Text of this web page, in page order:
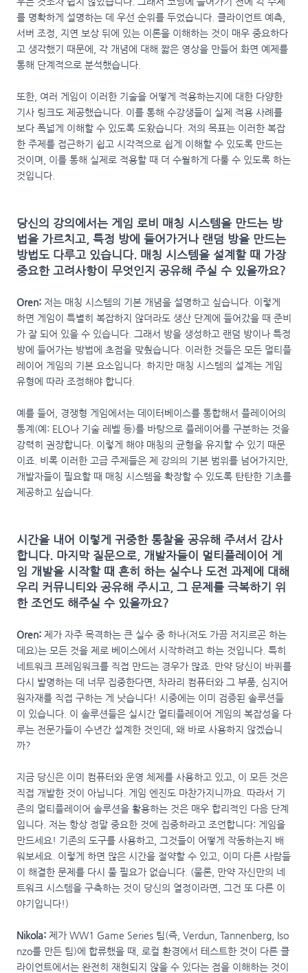
를 명확하게 설명하는 데 우선 순위를 두었습니다. 클라이언트 예측,
서버 조정, 지연 보상 뒤에 있는 이론을 이해하는 것이 매우 중요하다
고 생각했기 때문에, 각 개념에 대해 짧은 영상을 만들어 화면 예제를
통해 단계적으로 분석했습니다.
또한, 여러 게임이 이러한 기술을 어떻게 적용하는지에 대한 다양한
기사 링크도 제공했습니다. 이를 통해 수강생들이 실제 적용 사례를
보다 폭넓게 이해할 수 있도록 도왔습니다. 저의 목표는 이러한 복잡
한 주제를 접근하기 쉽고 시각적으로 쉽게 이해할 수 있도록 만드는
것이며, 이를 통해 실제로 적용할 때 더 수월하게 다룰 수 있도록 하는
것입니다.
당신의 강의에서는 게임 로비 매칭 시스템을 만드는 방
법을 가르치고, 특정 방에 들어가거나 랜덤 방을 만드는
방법도 다루고 있습니다. 매칭 시스템을 설계할 때 가장
중요한 고려사항이 무엇인지 공유해 주실 수 있을까요?
Oren:저는 매칭 시스템의 기본 개념을 설명하고 싶습니다. 이렇게
하면 게임이 특별히 복잡하지 않더라도 생산 단계에 들어갔을 때 준비
가 잘 되어 있을 수 있습니다. 그래서 방을 생성하고 랜덤 방이나 특정
방에 들어가는 방법에 초점을 맞췄습니다. 이러한 것들은 모든 멀티플
레이어 게임의 기본 요소입니다. 하지만 매칭 시스템의 설계는 게임
유형에 따라 조정해야 합니다.
예를 들어, 경쟁형 게임에서는 데이터베이스를 통합해서 플레이어의
통계(예: ELO나 기술 레벨 등)를 바탕으로 플레이어를 구분하는 것을
강력히 권장합니다. 이렇게 해야 매칭의 균형을 유지할 수 있기 때문
이죠. 비록 이러한 고급 주제들은 제 강의의 기본 범위를 넘어가지만,
개발자들이 필요할 때 매칭 시스템을 확장할 수 있도록 탄탄한 기초를
제공하고 싶습니다.
시간을 내어 이렇게 귀중한 통찰을 공유해 주셔서 감사
합니다. 마지막 질문으로, 개발자들이 멀티플레이어 게
임 개발을 시작할 때 흔히 하는 실수나 도전 과제에 대해
우리 커뮤니티와 공유해 주시고, 그 문제를 극복하기 위
한 조언도 해주실 수 있을까요?
Oren:제가 자주 목격하는 큰 실수 중 하나(저도 가끔 저지르곤 하는
데요)는 모든 것을 제로 베이스에서 시작하려고 하는 것입니다. 특히
네트워크 프레임워크를 직접 만드는 경우가 많죠. 만약 당신이 바퀴를
다시 발명하는 데 너무 집중한다면, 차라리 컴퓨터와 그 부품, 심지어
원자재를 직접 구하는 게 낫습니다! 시중에는 이미 검증된 솔루션들
이 있습니다. 이 솔루션들은 실시간 멀티플레이어 게임의 복잡성을 다
루는 전문가들이 수년간 설계한 것인데, 왜 바로 사용하지 않겠습니
까?
지금 당신은 이미 컴퓨터와 운영 체제를 사용하고 있고, 이 모든 것은
직접 개발한 것이 아닙니다. 게임 엔진도 마찬가지니까요. 따라서 기
존의 멀티플레이어 솔루션을 활용하는 것은 매우 합리적인 다음 단계
입니다. 저는 항상 정말 중요한 것에 집중하라고 조언합니다: 게임을
만드세요! 기존의 도구를 사용하고, 그것들이 어떻게 작동하는지 배
워보세요. 이렇게 하면 많은 시간을 절약할 수 있고, 이미 다른 사람들
이 해결한 문제를 다시 풀 필요가 없습니다. (물론, 만약 자신만의 네
트워크 시스템을 구축하는 것이 당신의 열정이라면, 그건 또 다른 이
야기입니다!)
Nikola: 제가 WW1 Game Series 팀(즉, Verdun, Tannenberg, Iso
nzo를 만든 팀)에 합류했을 때, 로컬 환경에서 테스트한 것이 다른 클
라이언트에서는 완전히 재현되지 않을 수 있다는 점을 이해하는 것이